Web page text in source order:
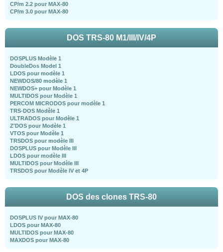
CP/m 2.2 pour MAX-80
CP/m 3.0 pour MAX-80
DOS TRS-80 M1/III/IV/4P
DOSPLUS Modèle 1
DoubleDos Model 1
LDOS pour modèle 1
NEWDOS/80 modèle 1
NEWDOS+ pour Modèle 1
MULTIDOS pour Modèle 1
PERCOM MICRODOS pour modèle 1
TRS-DOS Modèle 1
ULTRADOS pour Modèle 1
Z'DOS pour Modèle 1
VTOS pour Modèle 1
TRSDOS pour modèle III
DOSPLUS pour Modèle III
LDOS pour modèle III
MULTIDOS pour Modèle III
TRSDOS pour Modèle IV et 4P
DOS des clones TRS-80
DOSPLUS IV pour MAX-80
LDOS pour MAX-80
MULTIDOS pour MAX-80
MAXDOS pour MAX-80